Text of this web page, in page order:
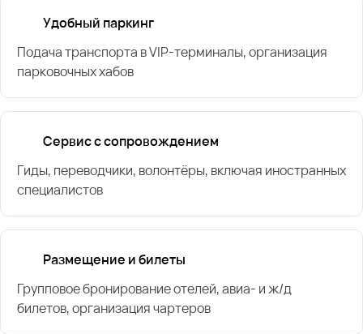
Удобный паркинг
Подача транспорта в VIP-терминалы, организация
парковочных хабов
Сервис с сопровождением
Гиды, переводчики, волонтёры, включая иностранных
специалистов
Размещение и билеты
Групповое бронирование отелей, авиа- и ж/д
билетов, организация чартеров